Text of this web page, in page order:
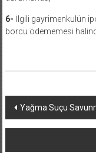
6- İlgili gayrimenkulün
borcu ödememesi
Yazı
dolaşımı
Yağma Suçu